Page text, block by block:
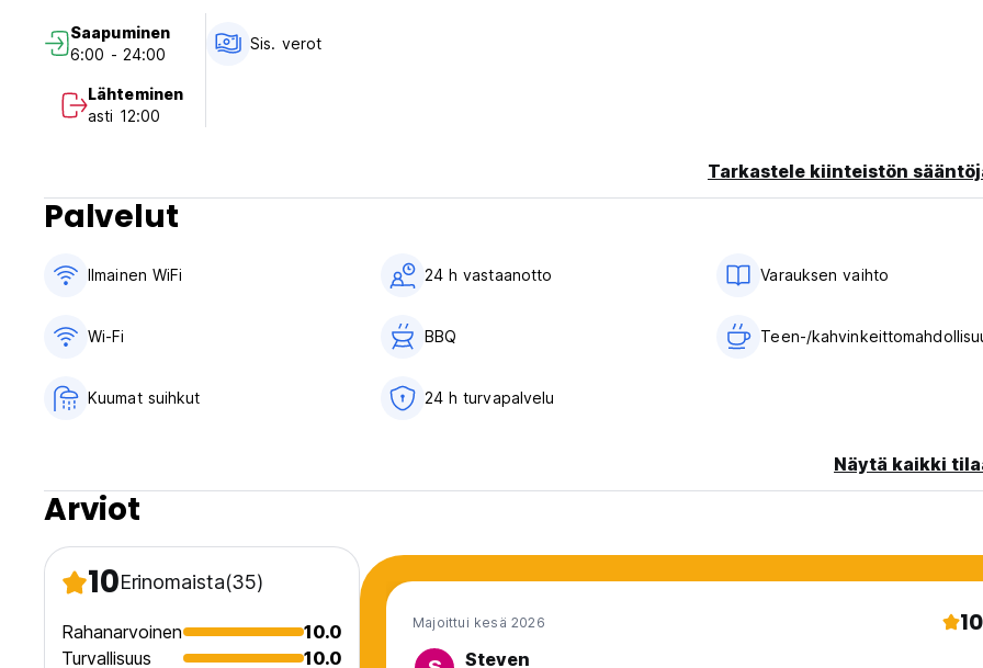
24 tunnin vastaanotto.
Ei ulkonaliikkumiskieltoa
Ei erityisehtoja (Auto-translated from original language)
Saapuminen
6:00 - 24:00
Lähteminen
asti 12:00
Sis. verot
Tarkastele kiinteistön
Palvelut
Ilmainen WiFi 24 h vastaanotto Varauksen vaihto
Wi-Fi BBQ Teen-/
Kuumat suihkut 24 h turvapalvelu
Näytä kaikki
Arviot
10Erinomaista(35)
Rahanarvoinen
10.0
Turvallisuus
10.0
Majoittui kesä 2026 10
Steven